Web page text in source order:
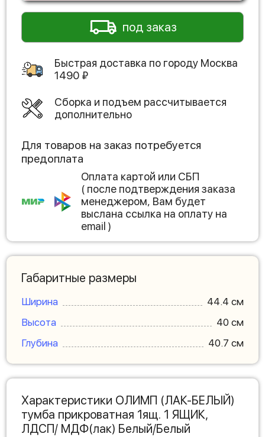
под заказ
Быстрая доставка по городу Москва
1490 ₽
Сборка и подъем рассчитывается
дополнительно
Для товаров на заказ потребуется
предоплата
Оплата картой или СБП
( после подтверждения заказа
менеджером, Вам будет
выслана ссылка на оплату на
email )
Габаритные размеры
Ширина
44.4 см
Высота
40 см
Глубина
40.7 см
Характеристики ОЛИМП (ЛАК-БЕЛЫЙ)
тумба прикроватная 1ящ. 1 ЯЩИК,
ЛДСП/ МДФ(лак) Белый/Белый